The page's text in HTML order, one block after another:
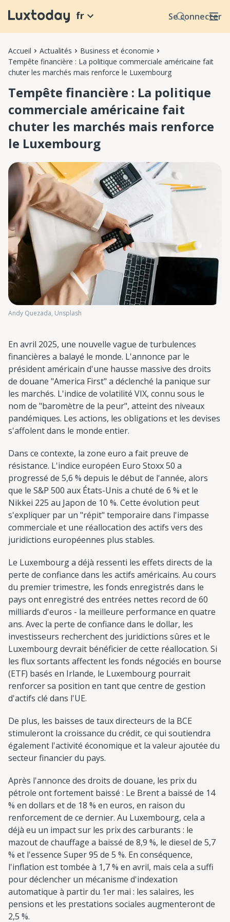
Se connecter
fr
Accueil Actualités
Business et économie
Tempête financière : La politique commerciale américaine fait
chuter les marchés mais renforce le Luxembourg
Tempête financière : La politique
commerciale américaine fait
chuter les marchés mais renforce
le Luxembourg
Andy Quezada, Unsplash
En avril 2025, une nouvelle vague de turbulences
financières a balayé le monde. L'annonce par le
président américain d'une hausse massive des droits
de douane "America First" a déclenché la panique sur
les marchés. L'indice de volatilité VIX, connu sous le
nom de "baromètre de la peur", atteint des niveaux
pandémiques. Les actions, les obligations et les devises
s'affolent dans le monde entier.
Dans ce contexte, la zone euro a fait preuve de
résistance. L'indice européen Euro Stoxx 50 a
progressé de 5,6 % depuis le début de l'année, alors
que le S&P 500 aux États-Unis a chuté de 6 % et le
Nikkei 225 au Japon de 10 %. Cette évolution peut
s'expliquer par un "répit" temporaire dans l'impasse
commerciale et une réallocation des actifs vers des
juridictions européennes plus stables.
Le Luxembourg a déjà ressenti les effets directs de la
perte de confiance dans les actifs américains. Au cours
du premier trimestre, les fonds enregistrés dans le
pays ont enregistré des entrées nettes record de 60
milliards d'euros - la meilleure performance en quatre
ans. Avec la perte de confiance dans le dollar, les
investisseurs recherchent des juridictions sûres et le
Luxembourg devrait bénéficier de cette réallocation. Si
les flux sortants affectent les fonds négociés en bourse
(ETF) basés en Irlande, le Luxembourg pourrait
renforcer sa position en tant que centre de gestion
d'actifs clé dans l'UE.
De plus, les baisses de taux directeurs de la BCE
stimuleront la croissance du crédit, ce qui soutiendra
également l'activité économique et la valeur ajoutée du
secteur financier du pays.
Après l'annonce des droits de douane, les prix du
pétrole ont fortement baissé : Le Brent a baissé de 14
% en dollars et de 18 % en euros, en raison du
renforcement de ce dernier. Au Luxembourg, cela a
déjà eu un impact sur les prix des carburants : le
mazout de chauffage a baissé de 8,9 %, le diesel de 5,7
% et l'essence Super 95 de 5 %. En conséquence,
l'inflation est tombée à 1,7 % en avril, mais cela a suffi
pour déclencher un mécanisme d'indexation
automatique à partir du 1er mai : les salaires, les
pensions et les prestations sociales augmenteront de
2,5 %.